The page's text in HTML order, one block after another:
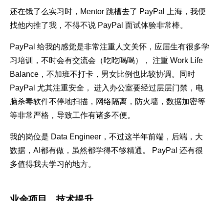
还在饿了么实习时，Mentor 跳槽去了 PayPal 上海，我便
找他内推了我，不得不说 PayPal 面试体验非常棒。
PayPal 给我的感觉是非常注重人文关怀，应届生有很多学
习培训，不时会有交流会（吃吃喝喝）， 注重 Work Life
Balance，不加班不打卡，男女比例也比较协调。同时
PayPal 尤其注重安全， 进入办公室要经过层层门禁，电
脑杀毒软件不停地扫描，网络隔离，防火墙，数据加密等
等非常严格，导致工作有诸多不便。
我的岗位是 Data Engineer，不过这半年前端，后端，大
数据，AI都有做，虽然都学得不够精通。 PayPal 还有很
多值得我去学习的地方。